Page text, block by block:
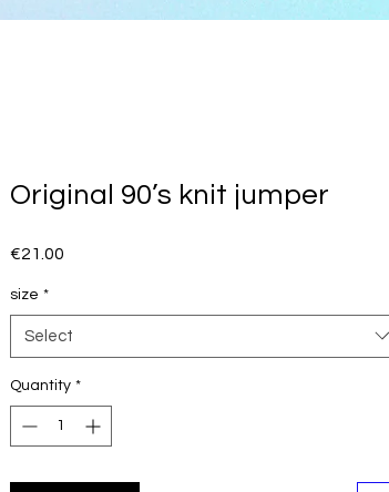
Original 90’s knit jumper
€21.00
size *
Select
Quantity *